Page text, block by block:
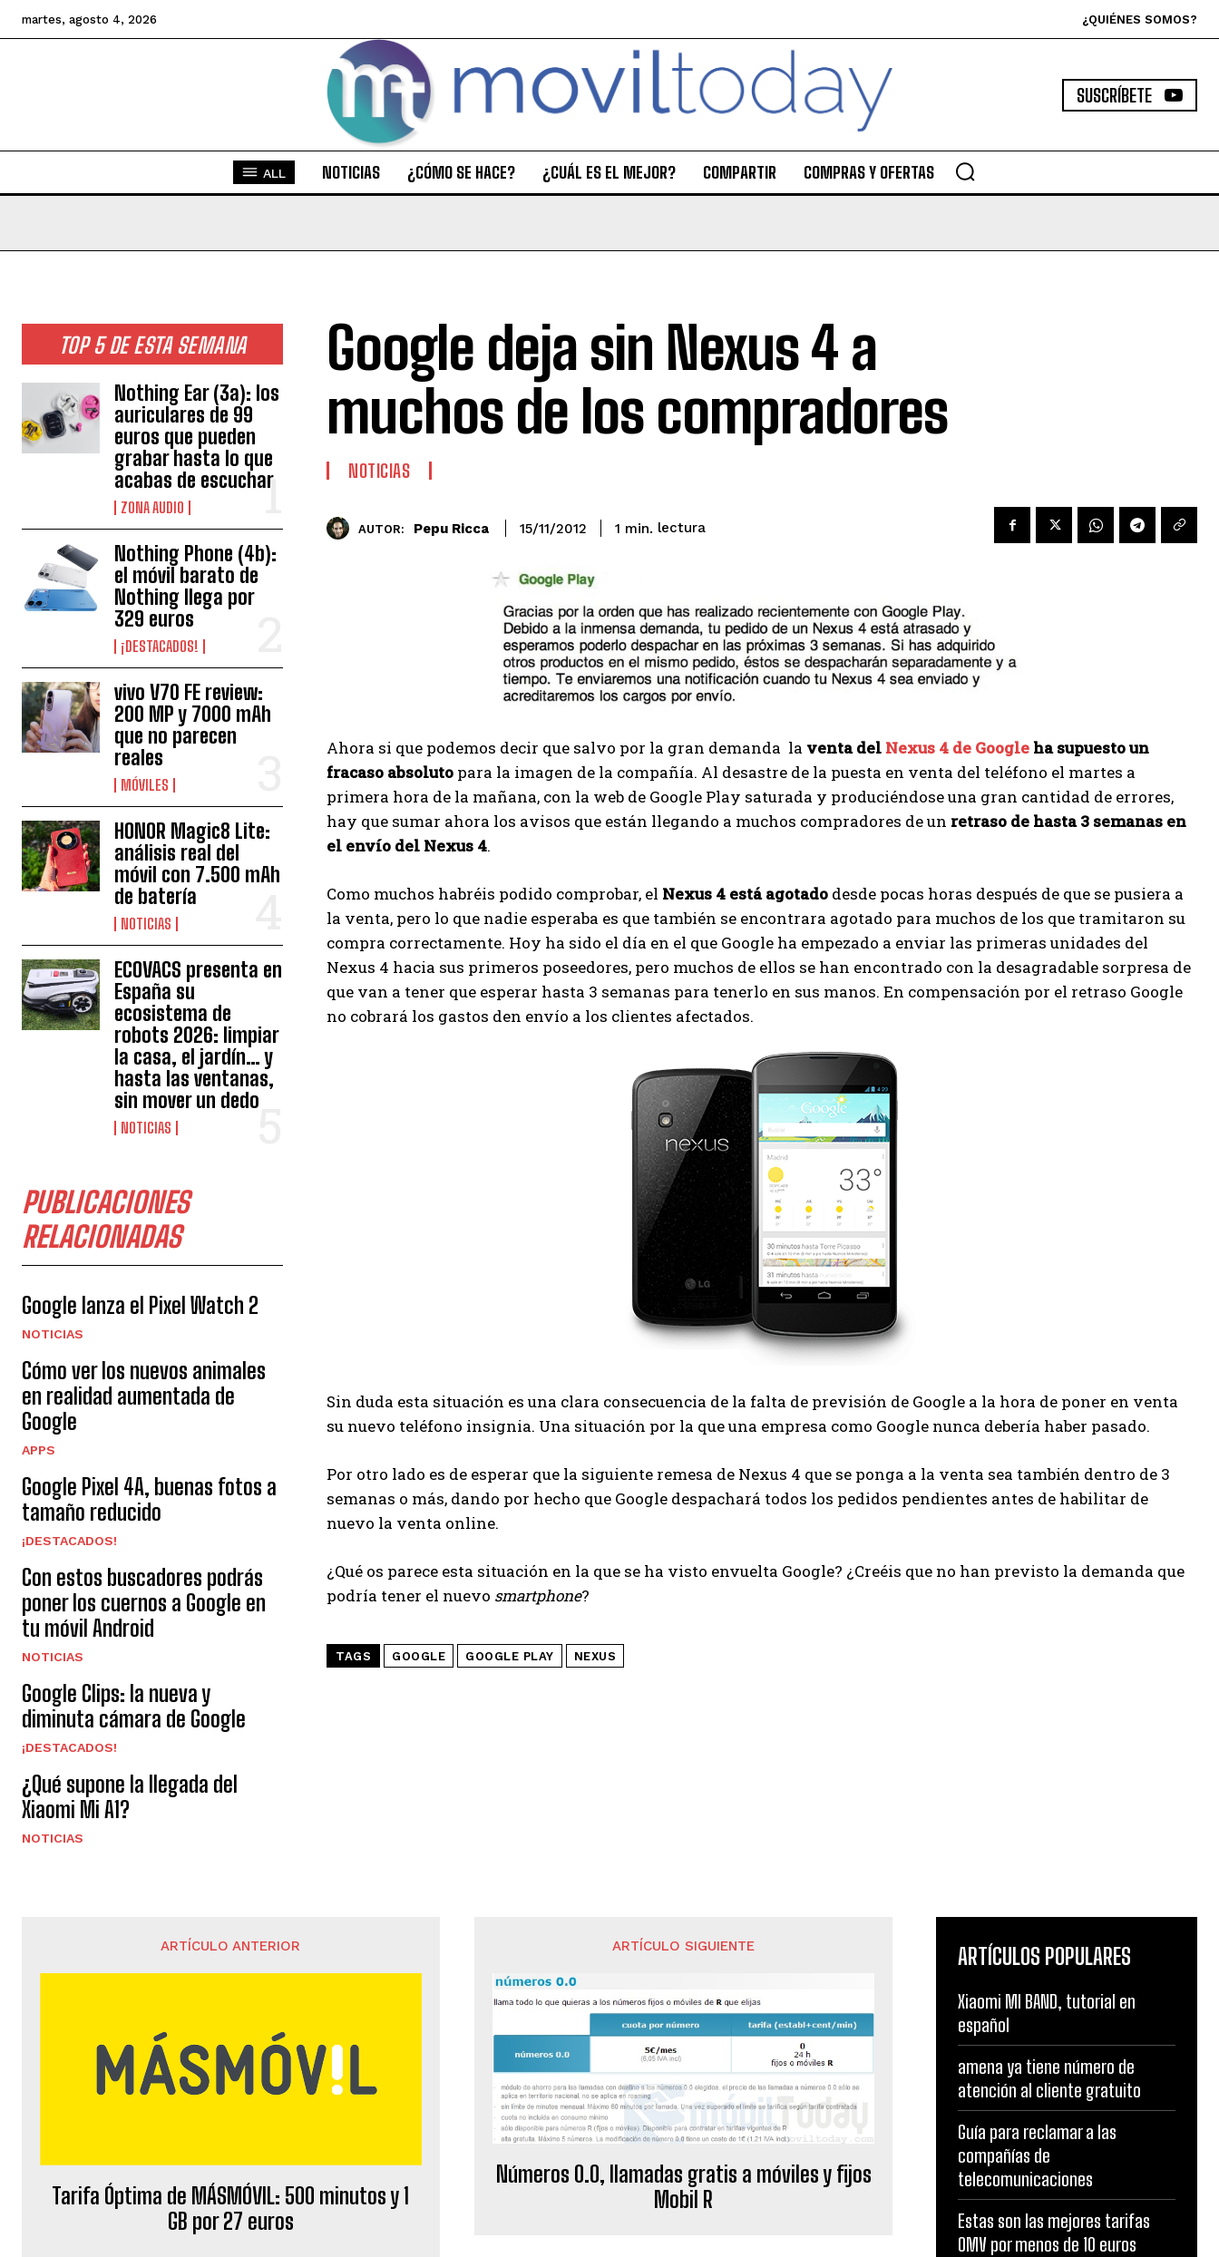
martes, agosto 4, 2026 ¿QUIÉNES SOMOS?
SUSCRÍBETE
ALL NOTICIAS ¿CÓMO SE HACE? ¿CUÁL ES EL MEJOR? COMPARTIR COMPRAS Y OFERTAS
TOP 5 DE ESTA SEMANA
Nothing Ear (3a): los
auriculares de 99
euros que pueden
grabar hasta lo que
acabas de escuchar
ZONA AUDIO
Nothing Phone (4b):
el móvil barato de
Nothing llega por
329 euros
¡DESTACADOS!
vivo V70 FE review:
200 MP y 7000 mAh
que no parecen
reales
MÓVILES
HONOR Magic8 Lite:
análisis real del
móvil con 7.500 mAh
de batería
NOTICIAS
ECOVACS presenta en
España su
ecosistema de
robots 2026: limpiar
la casa, el jardín… y
hasta las ventanas,
sin mover un dedo
NOTICIAS
PUBLICACIONES
RELACIONADAS
Google lanza el Pixel Watch 2
NOTICIAS
Cómo ver los nuevos animales
en realidad aumentada de
Google
APPS
Google Pixel 4A, buenas fotos a
tamaño reducido
¡DESTACADOS!
Con estos buscadores podrás
poner los cuernos a Google en
tu móvil Android
NOTICIAS
Google Clips: la nueva y
diminuta cámara de Google
¡DESTACADOS!
¿Qué supone la llegada del
Xiaomi Mi A1?
NOTICIAS
Google deja sin Nexus 4 a
muchos de los compradores
NOTICIAS
AUTOR: Pepu Ricca 15/11/2012 1 min. lectura
Ahora si que podemos decir que salvo por la gran demanda la venta del Nexus 4 de Google ha supuesto un
fracaso absoluto para la imagen de la compañía. Al desastre de la puesta en venta del teléfono el martes a
primera hora de la mañana, con la web de Google Play saturada y produciéndose una gran cantidad de errores,
hay que sumar ahora los avisos que están llegando a muchos compradores de un retraso de hasta 3 semanas en
el envío del Nexus 4.
Como muchos habréis podido comprobar, el Nexus 4 está agotado desde pocas horas después de que se pusiera a
la venta, pero lo que nadie esperaba es que también se encontrara agotado para muchos de los que tramitaron su
compra correctamente. Hoy ha sido el día en el que Google ha empezado a enviar las primeras unidades del
Nexus 4 hacia sus primeros poseedores, pero muchos de ellos se han encontrado con la desagradable sorpresa de
que van a tener que esperar hasta 3 semanas para tenerlo en sus manos. En compensación por el retraso Google
no cobrará los gastos den envío a los clientes afectados.
Sin duda esta situación es una clara consecuencia de la falta de previsión de Google a la hora de poner en venta
su nuevo teléfono insignia. Una situación por la que una empresa como Google nunca debería haber pasado.
Por otro lado es de esperar que la siguiente remesa de Nexus 4 que se ponga a la venta sea también dentro de 3
semanas o más, dando por hecho que Google despachará todos los pedidos pendientes antes de habilitar de
nuevo la venta online.
¿Qué os parece esta situación en la que se ha visto envuelta Google? ¿Creéis que no han previsto la demanda que
podría tener el nuevo smartphone?
TAGS GOOGLE GOOGLE PLAY NEXUS
ARTÍCULO ANTERIOR
Tarifa Óptima de MÁSMÓVIL: 500 minutos y 1
GB por 27 euros
ARTÍCULO SIGUIENTE
Números 0.0, llamadas gratis a móviles y fijos
Mobil R
ARTÍCULOS POPULARES
Xiaomi MI BAND, tutorial en
español
amena ya tiene número de
atención al cliente gratuito
Guía para reclamar a las
compañías de
telecomunicaciones
Estas son las mejores tarifas
OMV por menos de 10 euros